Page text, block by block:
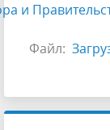
и
Файл: